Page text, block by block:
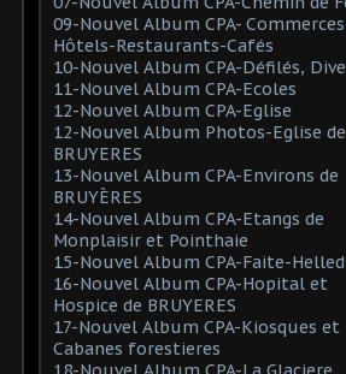
09-Nouvel Album CPA-
Hôtels-Restaurants-Cafés
10-Nouvel Album CPA-Défilés,
11-Nouvel Album CPA-Ecoles
12-Nouvel Album CPA-Eglise
12-Nouvel Album Photos-Eglise de
BRUYERES
13-Nouvel Album CPA-Environs de
BRUYÈRES
14-Nouvel Album CPA-Etangs de
Monplaisir et Pointhaie
15-Nouvel Album CPA-Faite-
16-Nouvel Album CPA-Hopital et
Hospice de BRUYERES
17-Nouvel Album CPA-Kiosques et
Cabanes forestieres